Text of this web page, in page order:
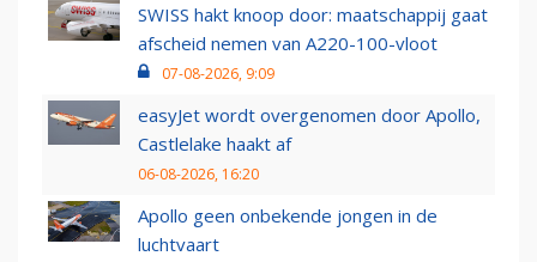
SWISS hakt knoop door: maatschappij gaat
afscheid nemen van A220-100-vloot
07-08-2026, 9:09
easyJet wordt overgenomen door Apollo,
Castlelake haakt af
06-08-2026, 16:20
Apollo geen onbekende jongen in de
luchtvaart